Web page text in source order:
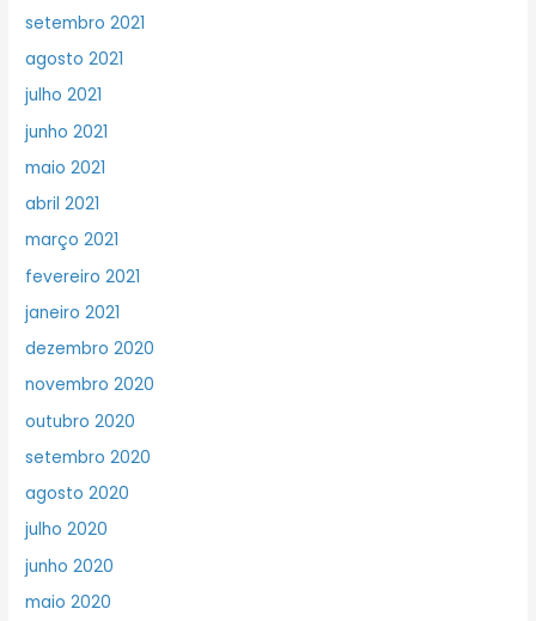
setembro 2021
agosto 2021
julho 2021
junho 2021
maio 2021
abril 2021
março 2021
fevereiro 2021
janeiro 2021
dezembro 2020
novembro 2020
outubro 2020
setembro 2020
agosto 2020
julho 2020
junho 2020
maio 2020